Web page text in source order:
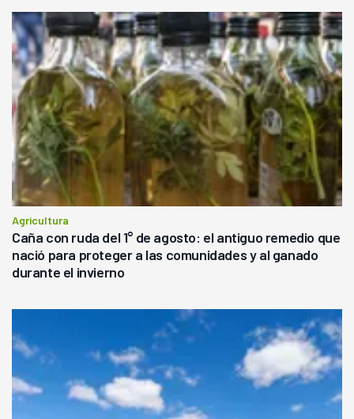
Agricultura
Caña con ruda del 1° de agosto: el antiguo remedio que
nació para proteger a las comunidades y al ganado
durante el invierno